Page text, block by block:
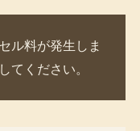
ル料が発生しま
てください。